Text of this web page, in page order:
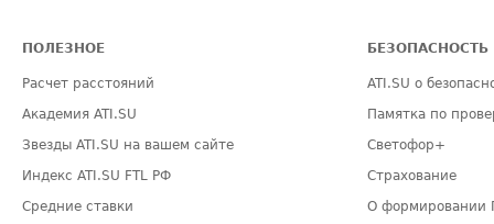
ПОЛЕЗНОЕ
Расчет расстояний
Академия ATI.SU
Звезды ATI.SU на вашем сайте
Индекс ATI.SU FTL РФ
Средние ставки
БЕЗОПАСНОСТЬ
ATI.SU о
Памятка по
Светофор+
Страхование
О формировании